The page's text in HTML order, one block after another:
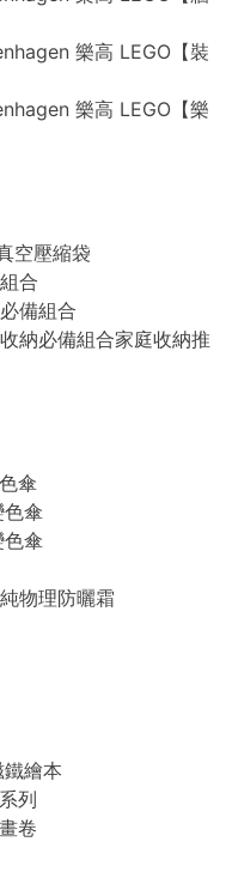
樂高 LEGO【裝
樂高 LEGO【樂
空壓縮袋
合
備組合
納必備組合家庭收納推
傘
傘
傘
物理防曬霜
繪本
列
卷